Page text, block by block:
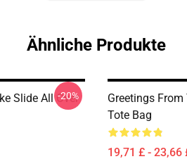
Ähnliche Produkte
Slide All Over
-20%
Greetings
Tote Bag
19,71 £ - 23,66